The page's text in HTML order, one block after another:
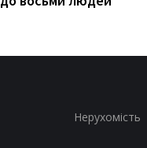
Нерухомість